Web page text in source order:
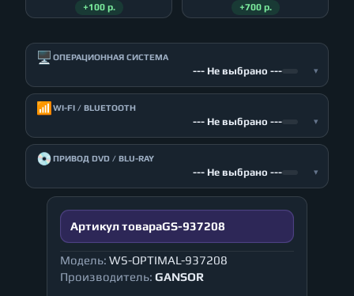
+100 р. +700 р.
🖥️ ОПЕРАЦИОННАЯ СИСТЕМА
--- Не выбрано --- ▾
📶 WI-FI / BLUETOOTH
--- Не выбрано --- ▾
💿ПРИВОД DVD / BLU-RAY
--- Не выбрано --- ▾
Артикул товараGS-937208
Модель: WS-OPTIMAL-937208
Производитель: GANSOR